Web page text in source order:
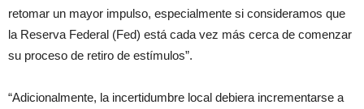
retomar un mayor impulso, especialmente si consideramos que
la Reserva Federal (Fed) está cada vez más cerca de comenzar
su proceso de retiro de estímulos”.
“Adicionalmente, la incertidumbre local debiera incrementarse a